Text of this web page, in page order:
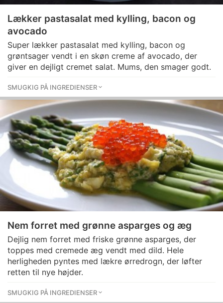
Lækker pastasalat med kylling, bacon og
avocado
Super lækker pastasalat med kylling, bacon og
grøntsager vendt i en skøn creme af avocado, der
giver en dejligt cremet salat. Mums, den smager godt.
SMUGKIG PÅ INGREDIENSER
Nem forret med grønne asparges og æg
Dejlig nem forret med friske grønne asparges, der
toppes med cremede æg vendt med dild. Hele
herligheden pyntes med lækre ørredrogn, der løfter
retten til nye højder.
SMUGKIG PÅ INGREDIENSER